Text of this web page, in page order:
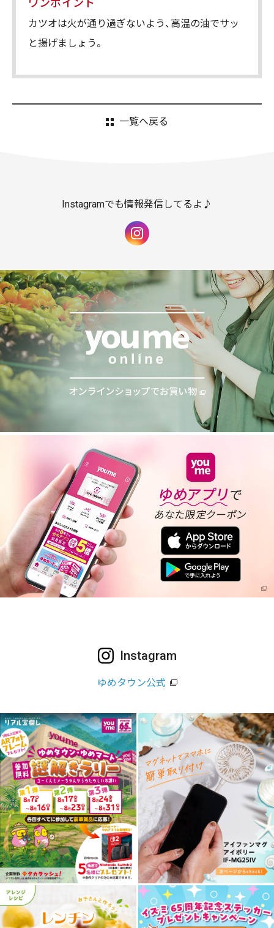
ワンポイント
カツオは火が通り過ぎないよう、高温の油でサッ
と揚げましょう。
一覧へ戻る
Instagramでも情報発信してるよ♪
Instagram
ゆめタウン公式